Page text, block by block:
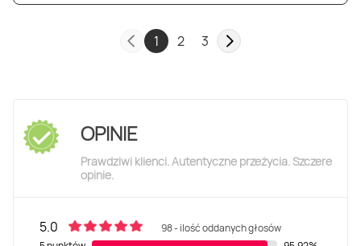
1 2 3
OPINIE
Prawdziwi klienci. Autentyczne przeżycia. Szczere
opinie.
5.0
98 - ilość oddanych głosów